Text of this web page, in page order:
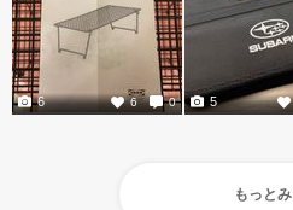
6 0
6 5
もっと